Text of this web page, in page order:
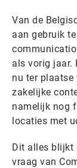
Van de
aan gebruik
als vorig jaar.
nu ter plaatse
zakelijke
namelijk nog
locaties met
Dit alles blijkt
vraag van